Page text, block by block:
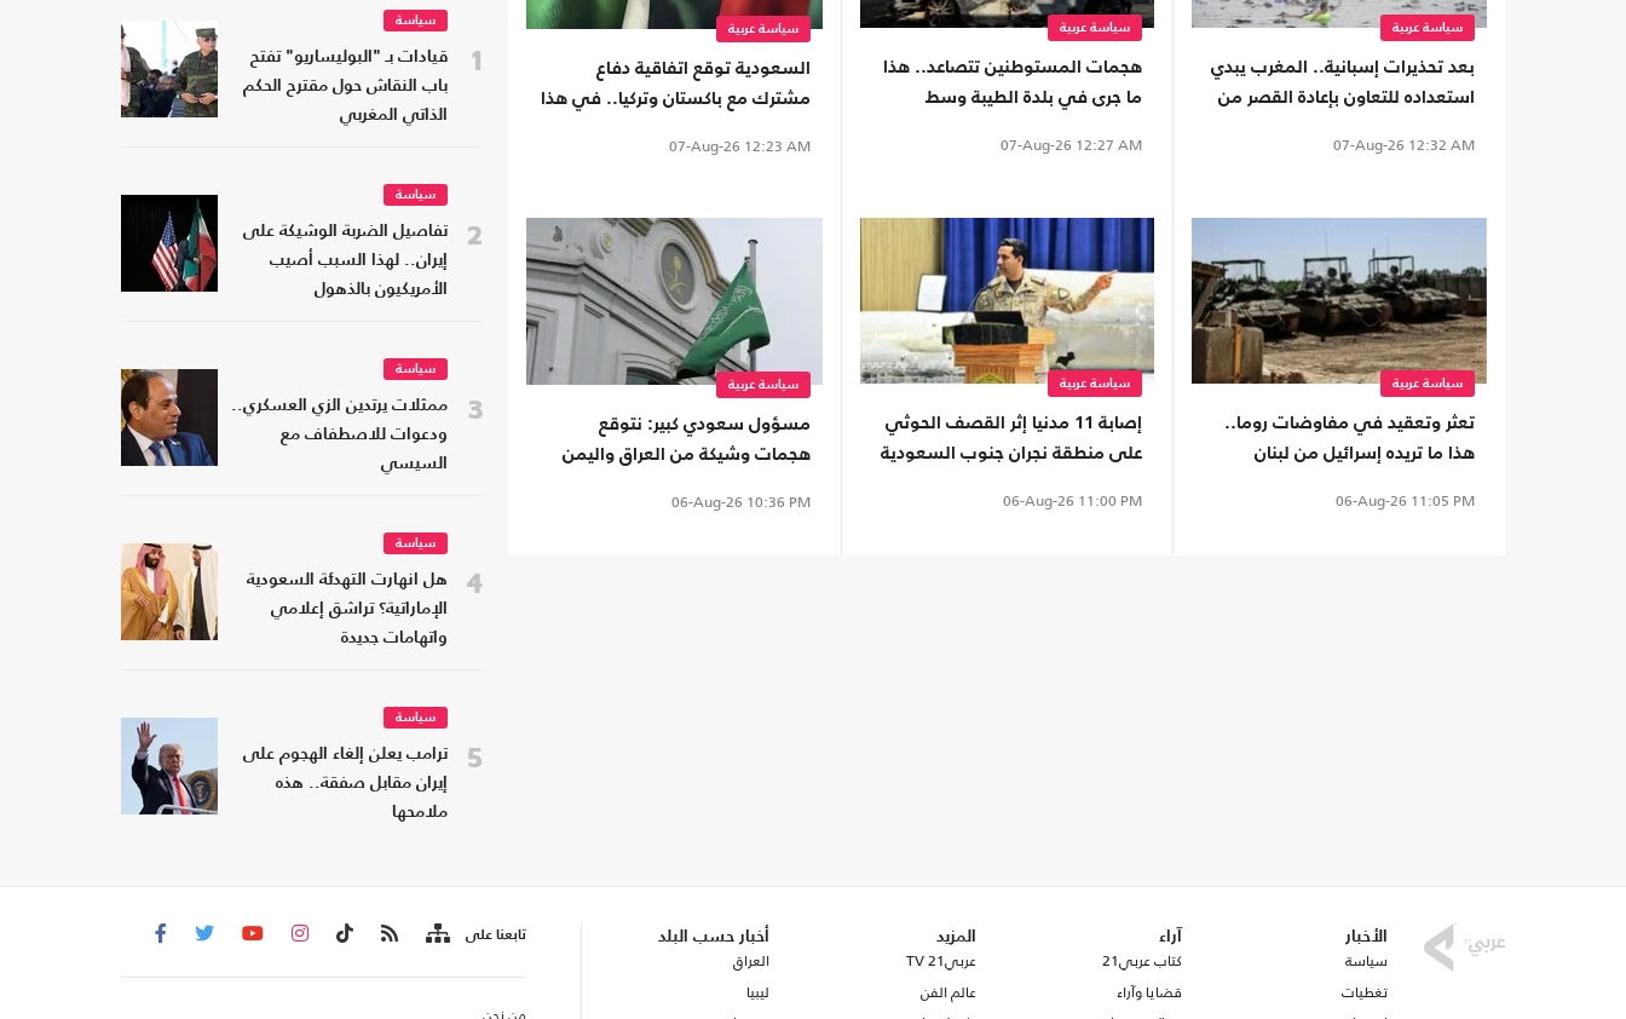
سياسة عربية
بعد تحذيرات إسبانية.. المغرب يبدي
استعداده للتعاون بإعادة القصر من
07-Aug-26 12:32 AM
سياسة عربية
هجمات المستوطنين تتصاعد.. هذا
ما جرى في بلدة الطيبة وسط
07-Aug-26 12:27 AM
سياسة عربية
السعودية توقع اتفاقية دفاع
مشترك مع باكستان وتركيا.. في هذا
07-Aug-26 12:23 AM
سياسة عربية
تعثر وتعقيد في مفاوضات روما..
هذا ما تريده إسرائيل من لبنان
06-Aug-26 11:05 PM
سياسة عربية
إصابة 11 مدنيا إثر القصف الحوثي
على منطقة نجران جنوب السعودية
06-Aug-26 11:00 PM
سياسة عربية
مسؤول سعودي كبير: نتوقع
هجمات وشيكة من العراق واليمن
06-Aug-26 10:36 PM
1
سياسة
قيادات بـ "البوليساريو" تفتح
باب النقاش حول مقترح الحكم
الذاتي المغربي
2
سياسة
تفاصيل الضربة الوشيكة على
إيران.. لهذا السبب أصيب
الأمريكيون بالذهول
3
سياسة
ممثلات يرتدين الزي العسكري..
ودعوات للاصطفاف مع
السيسي
4
سياسة
هل انهارت التهدئة السعودية
الإماراتية؟ تراشق إعلامي
واتهامات جديدة
5
سياسة
ترامب يعلن إلغاء الهجوم على
إيران مقابل صفقة.. هذه
ملامحها
الأخبار
سياسة
تغطيات
آراء
كتاب عربي21
قضايا وآراء
المزيد
عربي21 TV
عالم الفن
أخبار حسب البلد
العراق
ليبيا
تابعنا على